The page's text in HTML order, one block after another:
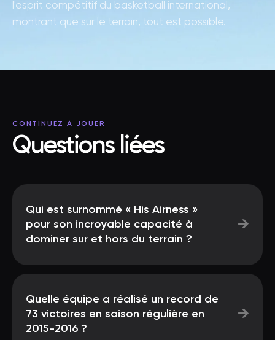
l'esprit compétitif du basketball international,
montrant que sur le terrain, tout est possible.
CONTINUEZ À JOUER
Questions liées
Qui est surnommé « His Airness »
pour son incroyable capacité à
dominer sur et hors du terrain ?
→
Quelle équipe a réalisé un record de
73 victoires en saison régulière en
2015-2016 ?
→